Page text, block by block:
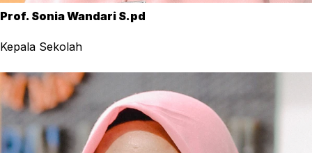
Prof. Sonia Wandari S.pd
Kepala Sekolah